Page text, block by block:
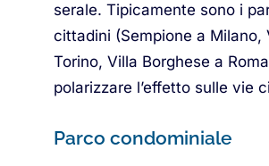
serale. Tipicamente sono i
cittadini (Sempione a Milano,
Torino, Villa Borghese a
polarizzare l’effetto sulle vie
Parco condominiale